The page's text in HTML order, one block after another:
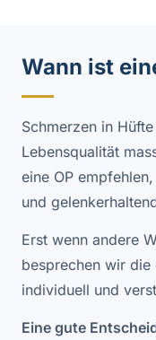
Wann ist
Schmerzen in
Lebensqualität
eine OP
und
Erst wenn andere
besprechen wir die
individuell und
Eine gute